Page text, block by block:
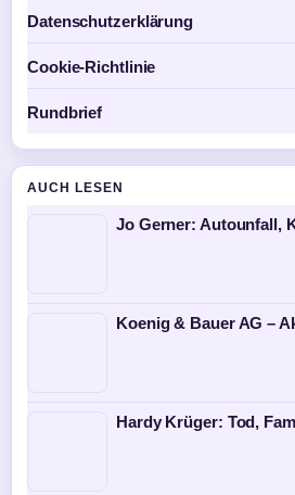
Datenschutzerklärung
Cookie-Richtlinie
Rundbrief
AUCH LESEN
Jo Gerner: Autounfall,
Koenig & Bauer AG –
Hardy Krüger: Tod,